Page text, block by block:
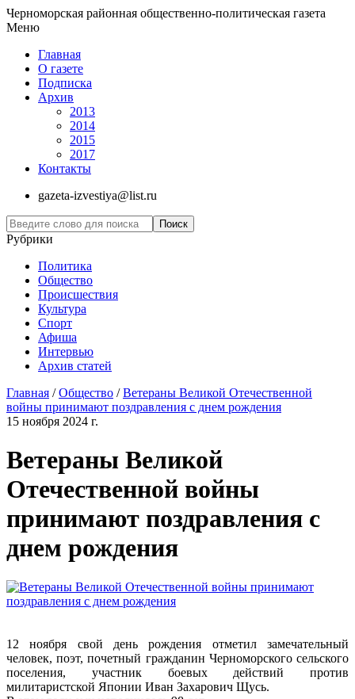
Черноморская районная общественно-политическая газета
Меню
Главная
О газете
Подписка
Архив
2013
2014
2015
2017
Контакты
gazeta-izvestiya@list.ru
Рубрики
Политика
Общество
Проиcшествия
Культура
Спорт
Афиша
Интервью
Архив статей
Главная /Общество /Ветераны Великой Отечественной
войны принимают поздравления с днем рождения
15 ноября 2024 г.
Ветераны Великой
Отечественной войны
принимают поздравления с
днем рождения
12 ноября свой день рождения отметил замечательный
человек, поэт, почетный гражданин Черноморского сельского
поселения, участник боевых действий против
милитаристской Японии Иван Захарович Щусь.